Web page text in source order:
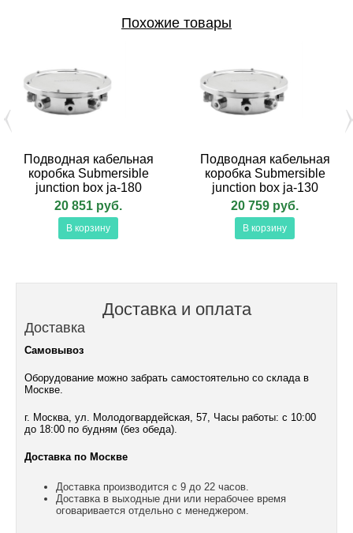
Похожие товары
Подводная кабельная
коробка Submersible
junction box ja-180
20 851 руб.
В корзину
Подводная кабельная
коробка Submersible
junction box ja-130
20 759 руб.
В корзину
Доставка и оплата
Доставка
Самовывоз
Оборудование можно забрать самостоятельно со склада в
Москве.
г. Москва, ул. Молодогвардейская, 57, Часы работы: с 10:00
до 18:00 по будням (без обеда).
Доставка по Москве
Доставка производится с 9 до 22 часов.
Доставка в выходные дни или нерабочее время
оговаривается отдельно с менеджером.